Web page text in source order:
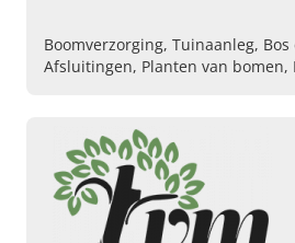
Boomverzorging, Tuinaanleg,
Afsluitingen, Planten van bomen,
bedrijfsgebouwen